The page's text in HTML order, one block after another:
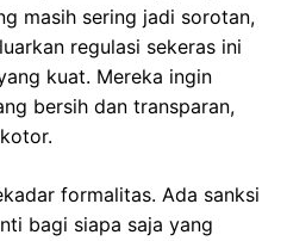
masih sering jadi sorotan,
regulasi sekeras ini
kuat. Mereka ingin
bersih dan transparan,
formalitas. Ada sanksi
bagi siapa saja yang